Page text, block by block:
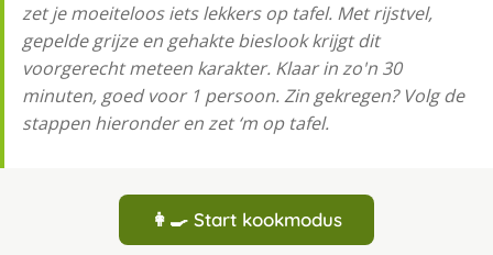
zet je moeiteloos iets lekkers op tafel. Met rijstvel,
gepelde grijze en gehakte bieslook krijgt dit
voorgerecht meteen karakter. Klaar in zo'n 30
minuten, goed voor 1 persoon. Zin gekregen? Volg de
stappen hieronder en zet ‘m op tafel.
👩‍🍳 Start kookmodus